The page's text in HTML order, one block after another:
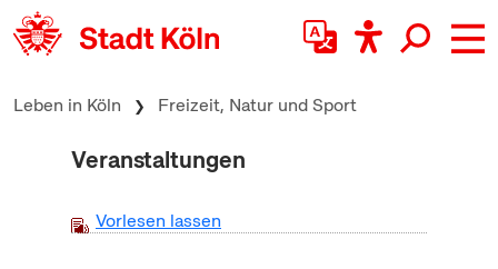
zum Inhalt springen
Leben in Köln Freizeit, Natur und Sport
Veranstaltungen
Vorlesen lassen